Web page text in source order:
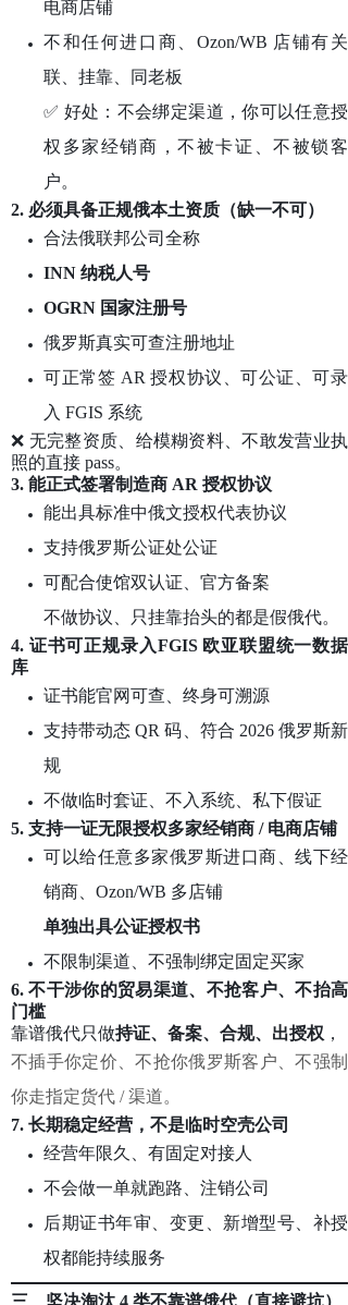
电商店铺
不和任何进口商、Ozon/WB 店铺有关
联、挂靠、同老板
✅ 好处：不会绑定渠道，你可以任意授
权多家经销商，不被卡证、不被锁客
户。
2. 必须具备正规俄本土资质（缺一不可）
合法俄联邦公司全称
INN 纳税人号
OGRN 国家注册号
俄罗斯真实可查注册地址
可正常签 AR 授权协议、可公证、可录
入 FGIS 系统
❌ 无完整资质、给模糊资料、不敢发营业执
照的直接 pass。
3. 能正式签署制造商 AR 授权协议
能出具标准中俄文授权代表协议
支持俄罗斯公证处公证
可配合使馆双认证、官方备案
不做协议、只挂靠抬头的都是假俄代。
4. 证书可正规录入FGIS 欧亚联盟统一数据
库
证书能官网可查、终身可溯源
支持带动态 QR 码、符合 2026 俄罗斯新
规
不做临时套证、不入系统、私下假证
5. 支持一证无限授权多家经销商 / 电商店铺
可以给任意多家俄罗斯进口商、线下经
销商、Ozon/WB 多店铺
单独出具公证授权书
不限制渠道、不强制绑定固定买家
6. 不干涉你的贸易渠道、不抢客户、不抬高
门槛
靠谱俄代只做持证、备案、合规、出授权 ，
不插手你定价、不抢你俄罗斯客户、不强制
你走指定货代 / 渠道。
7. 长期稳定经营，不是临时空壳公司
经营年限久、有固定对接人
不会做一单就跑路、注销公司
后期证书年审、变更、新增型号、补授
权都能持续服务
三、坚决淘汰 4 类不靠谱俄代（直接避坑）